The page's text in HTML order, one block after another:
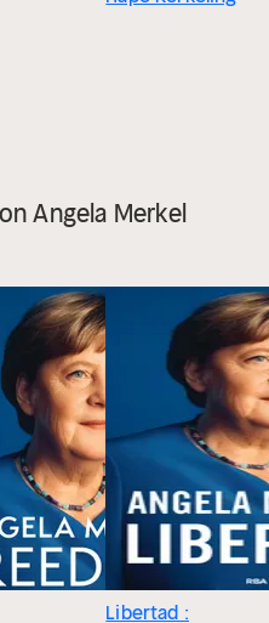
Angela Merkel
Libertad :